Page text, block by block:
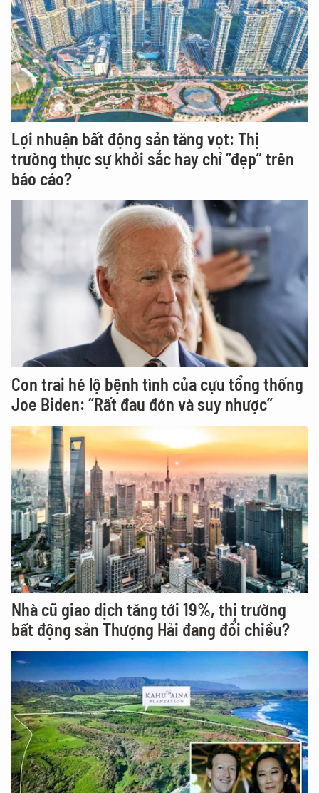
Lợi nhuận bất động sản tăng vọt: Thị
trường thực sự khởi sắc hay chỉ “đẹp” trên
báo cáo?
Con trai hé lộ bệnh tình của cựu tổng thống
Joe Biden: “Rất đau đớn và suy nhược”
Nhà cũ giao dịch tăng tới 19%, thị trường
bất động sản Thượng Hải đang đổi chiều?